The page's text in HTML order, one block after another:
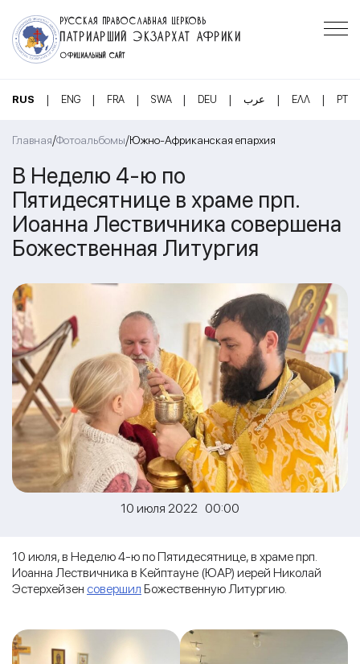
РУССКАЯ ПРАВОСЛАВНАЯ ЦЕРКОВЬ
ПАТРИАРШИЙ ЭКЗАРХАТ АФРИКИ
ОФИЦИАЛЬНЫЙ САЙТ
RUS | ENG | FRA | SWA | DEU | عرب | ΕΛΛ | PT
Главная/Фотоальбомы/Южно-Африканская епархия
В Неделю 4-ю по
Пятидесятнице в храме прп.
Иоанна Лествичника совершена
Божественная Литургия
10 июля 2022 00:00
10 июля, в Неделю 4-ю по Пятидесятнице, в храме прп.
Иоанна Лествичника в Кейптауне (ЮАР) иерей Николай
Эстерхейзен совершил Божественную Литургию.